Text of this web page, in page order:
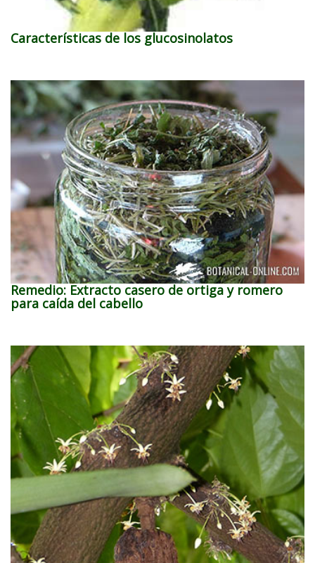
Características de los glucosinolatos
Remedio: Extracto casero de ortiga y romero
para caída del cabello